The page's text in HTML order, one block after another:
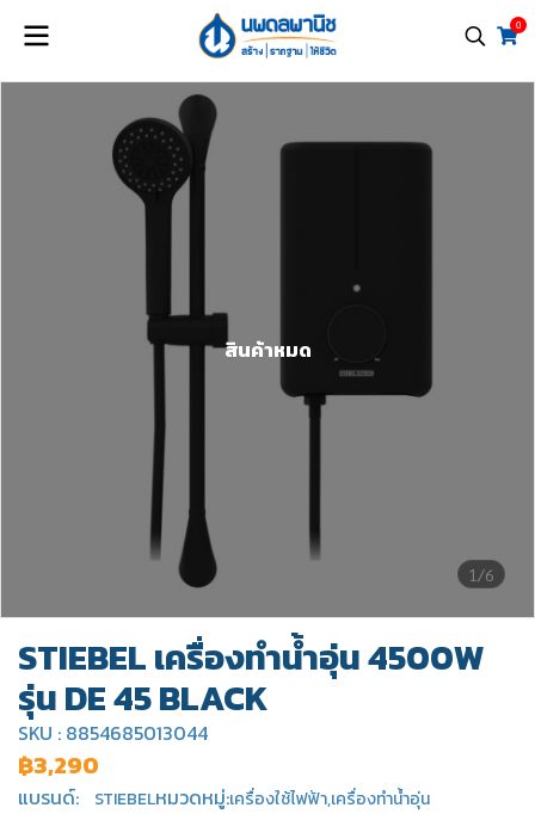
0
1/6
สินค้าหมด
STIEBEL เครื่องทำน้ำอุ่น 4500W
รุ่น DE 45 BLACK
SKU : 8854685013044
฿3,290
แบรนด์: STIEBELหมวดหมู่:เครื่องใช้ไฟฟ้า,เครื่องทำน้ำอุ่น